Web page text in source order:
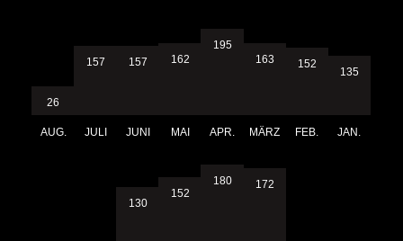
26
AUG.
157
JULI
157
JUNI
162
MAI
195
APR.
163
MÄRZ
152
FEB.
135
JAN.
130
152
180 172